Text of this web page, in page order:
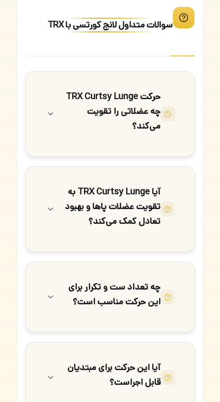
سوالات متداول لانج کورتسی با TRX
حرکت TRX Curtsy Lunge
چه عضلاتی را تقویت
می‌کند؟
آیا TRX Curtsy Lunge به
تقویت عضلات پاها و بهبود
تعادل کمک می‌کند؟
چه تعداد ست و تکرار برای
این حرکت مناسب است؟
آیا این حرکت برای مبتدیان
قابل اجراست؟